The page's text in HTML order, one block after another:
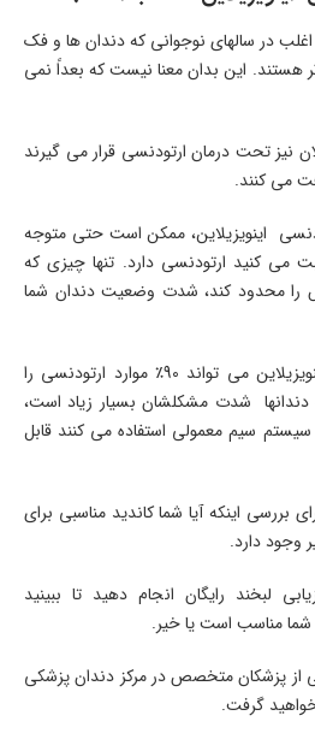
در سالهای نوجوانی که دندان ها و فک
هستند. این بدان معنا نیست که بعداً نمی
نیز تحت درمان ارتودنسی قرار می گیرند
می کنند.
اینویزیلاین، ممکن است حتی متوجه
کنید ارتودنسی دارد. تنها چیزی که
را محدود کند، شدت وضعیت دندان شما
به عنوان مثال، ارتودنسی اینویزیلاین می تواند 90٪ موارد ارتودنسی را
در 10٪ دیگر که دندانها شدت مشکلشان بسیار زیاد است،
سیم معمولی استفاده می کنند قابل
اینکه آیا شما کاندید مناسبی برای
وجود دارد.
یک ارزیابی لبخند رایگان انجام دهید تا ببینید
شما مناسب است یا خیر.
از پزشکان متخصص در مرکز دندان پزشکی
گرفت.